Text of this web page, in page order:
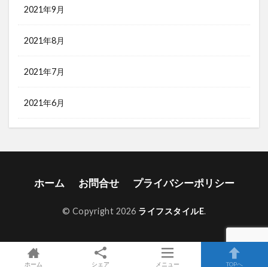
2021年9月
2021年8月
2021年7月
2021年6月
ホーム お問合せ プライバシーポリシー
© Copyright 2026 ライフスタイルE.
ホーム シェア メニュー TOPへ